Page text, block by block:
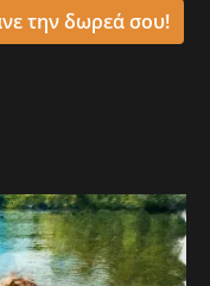
την δωρεά σου!